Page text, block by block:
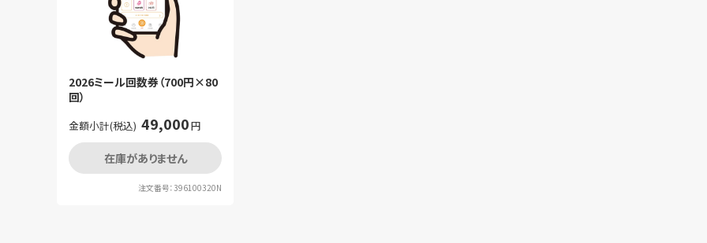
2026ミール回数券（700円×80
回）
金額小計(税込) 49,000円
在庫がありません
注文番号：396100320N